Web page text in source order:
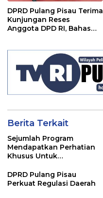
DPRD Pulang Pisau Terima
Kunjungan Reses
Anggota DPD RI, Bahas
Berita Terkait
Sejumlah Program
Mendapatkan Perhatian
Khusus Untuk
DPRD Pulang Pisau
Perkuat Regulasi Daerah